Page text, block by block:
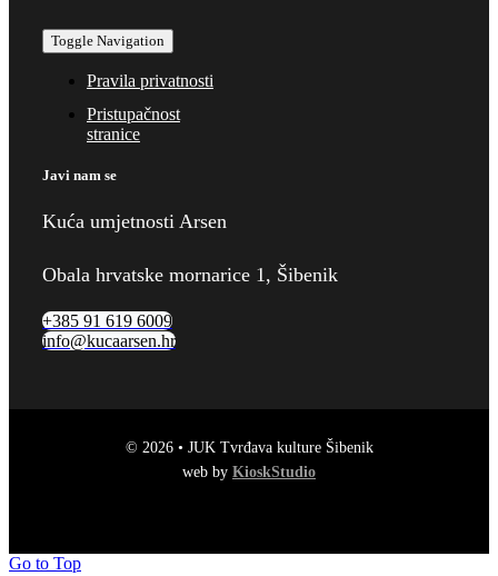
Toggle Navigation
Pravila privatnosti
Pristupačnost
stranice
Javi nam se
Kuća umjetnosti Arsen
Obala hrvatske mornarice 1, Šibenik
+385 91 619 6009
info@kucaarsen.hr
© 2026 • JUK Tvrđava kulture Šibenik
web by KioskStudio
Go to Top